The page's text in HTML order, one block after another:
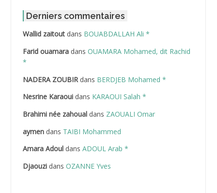
ABDAT Amar
ABDEDDAIM Hamid
ABDELAZIZ Mohamed
ABDELHAFID Lakhdar
ABDELLI Mohamed
ABDELLI Mohamed *
Derniers commentaires
Wallid zaitoutdans BOUABDALLAH Ali *
Farid ouamaradans OUAMARA Mohamed, dit Rachid
*
NADERA ZOUBIRdans BERDJEB Mohamed *
Nesrine Karaouidans KARAOUI Salah *
Brahimi née zahoualdans ZAOUALI Omar
aymendans TAIBI Mohammed
Amara Adouldans ADOUL Arab *
Djaouzidans OZANNE Yves